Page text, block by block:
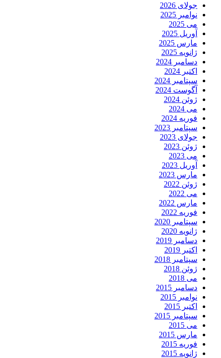
جولای 2026
نوامبر 2025
می 2025
آوریل 2025
مارس 2025
ژانویه 2025
دسامبر 2024
اکتبر 2024
سپتامبر 2024
آگوست 2024
ژوئن 2024
می 2024
فوریه 2024
سپتامبر 2023
جولای 2023
ژوئن 2023
می 2023
آوریل 2023
مارس 2023
ژوئن 2022
می 2022
مارس 2022
فوریه 2022
سپتامبر 2020
ژانویه 2020
دسامبر 2019
اکتبر 2019
سپتامبر 2018
ژوئن 2018
می 2018
دسامبر 2015
نوامبر 2015
اکتبر 2015
سپتامبر 2015
می 2015
مارس 2015
فوریه 2015
ژانویه 2015